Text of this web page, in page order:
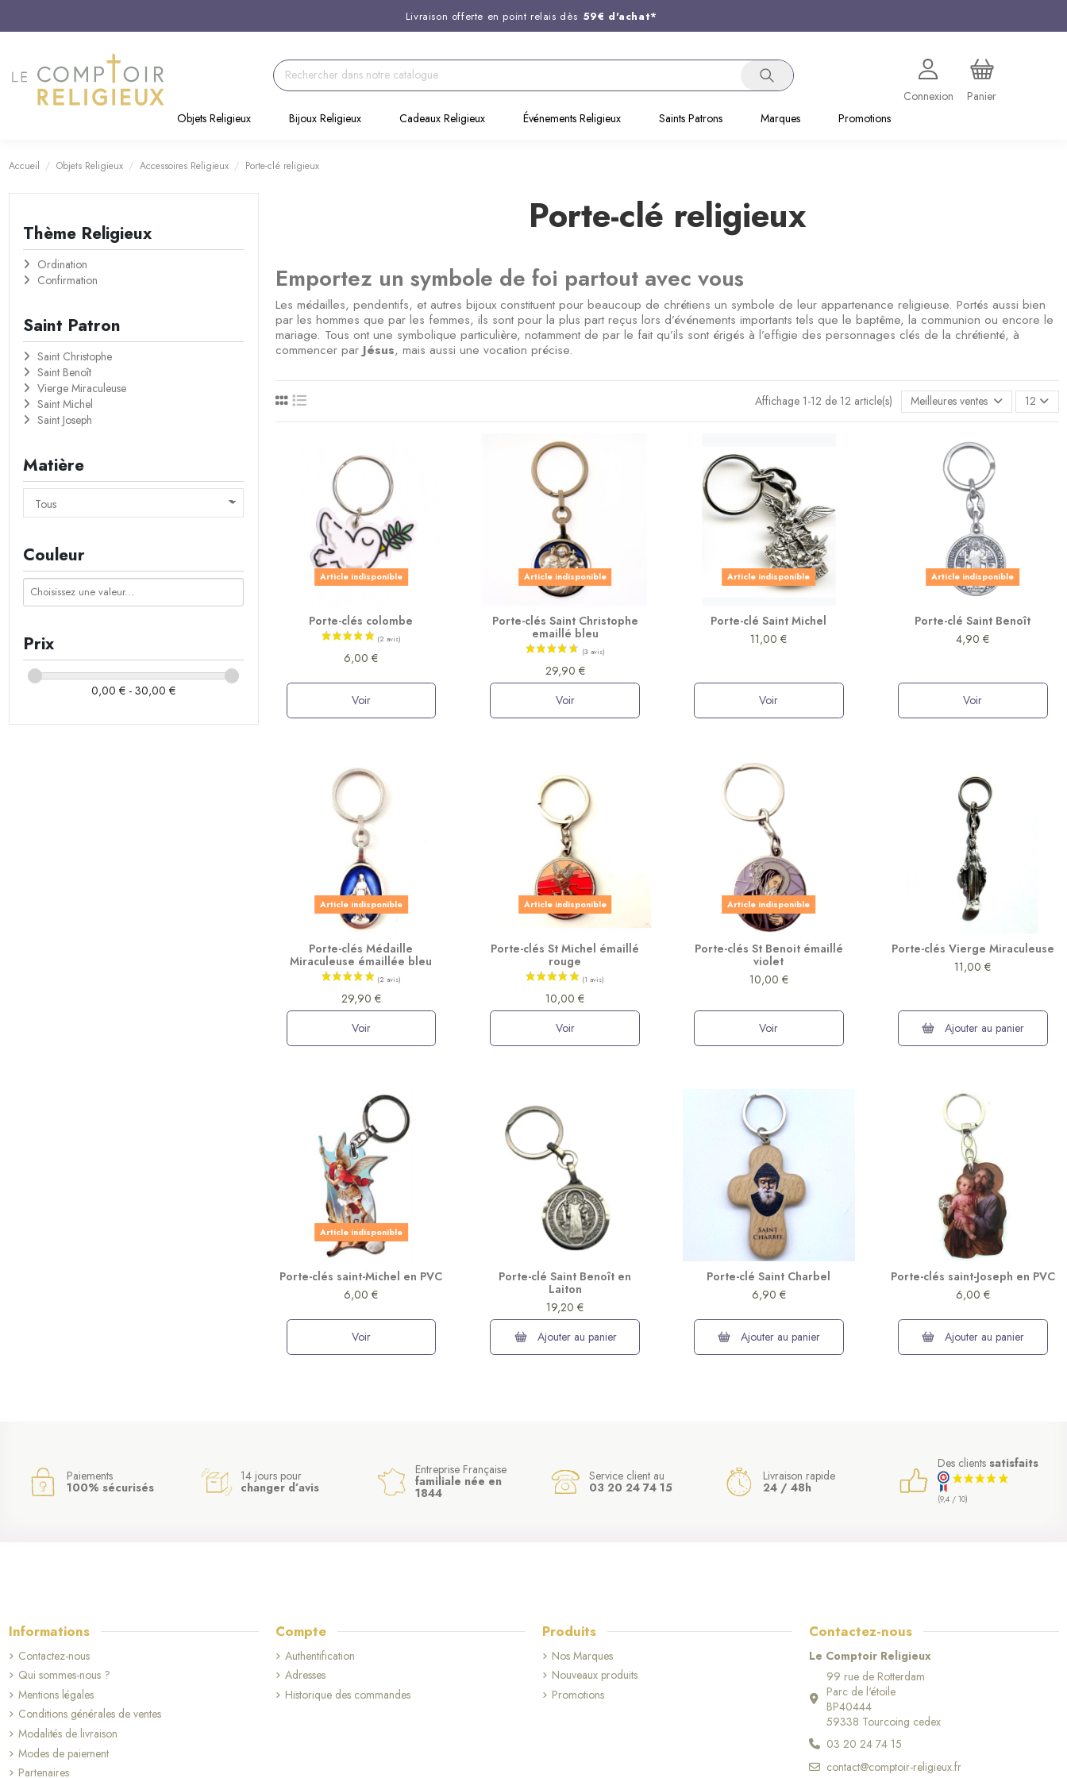
Livraison offerte en point relais dès 59€ d'achat*
Support client disponible au
Commandez avant 14H, expédition le jour même !
Connexion
Panier
Objets Religieux
Bijoux Religieux Cadeaux Religieux Événements Religieux Saints Patrons Marques Promotions
Accueil Objets Religieux Accessoires Religieux Porte-clé religieux
Porte-clé religieux
Emportez un symbole de foi partout avec vous
Les médailles, pendentifs, et autres bijoux constituent pour beaucoup de chrétiens un symbole de leur appartenance religieuse. Portés aussi bien
par les hommes que par les femmes, ils sont pour la plus part reçus lors d’événements importants tels que le baptême, la communion ou encore le
mariage. Tous ont une symbolique particulière, notamment de par le fait qu’ils sont érigés à l’effigie des personnages clés de la chrétienté, à
commencer parJésus, mais aussi une vocation précise.
Affichage 1-12 de 12 article(s) Meilleures ventes en premier
12
Article indisponible
Porte-clés colombe
(2 avis)
6,00 €
Voir
Article indisponible
Porte-clés Saint Christophe
emaillé bleu
29,90 €
Voir
Article indisponible
Porte-clé Saint Michel
11,00 €
Voir
Article indisponible
Porte-clé Saint Benoît
4,90 €
Voir
Article indisponible
Porte-clés Médaille
Miraculeuse émaillée bleu
29,90 €
Voir
Article indisponible
Porte-clés St Michel émaillé
rouge
10,00 €
Voir
Article indisponible
Porte-clés St Benoit émaillé
violet
10,00 €
Voir
Porte-clés Vierge Miraculeuse
11,00 €
Ajouter au panier
Article indisponible
Porte-clés saint-Michel en PVC
6,00 €
Voir
Porte-clé Saint Benoît en
Laiton
19,20 €
Ajouter au panier
Porte-clé Saint Charbel
6,90 €
Ajouter au panier
Porte-clés saint-Joseph en PVC
6,00 €
Ajouter au panier
Thème Religieux
Ordination
Confirmation
Saint Patron
Saint Christophe
Saint Benoît
Vierge Miraculeuse
Saint Michel
Saint Joseph
Matière
Couleur
Prix
0,00 € - 30,00 €
Paiements
100% sécurisés
14 jours pour
changer d’avis
Entreprise Française
familiale née en
1844
Service client au
03 20 24 74 15
Livraison rapide
24 / 48h
Des clients satisfaits
(9,4 / 10)
Informations
Contactez-nous
Qui sommes-nous ?
Mentions légales
Conditions générales de ventes
Modalités de livraison
Modes de paiement
Partenaires
Compte
Authentification
Adresses
Historique des commandes
Produits
Nos Marques
Nouveaux produits
Promotions
Contactez-nous
Le Comptoir Religieux
99 rue de Rotterdam
Parc de l'étoile
BP40444
59338 Tourcoing cedex
03 20 24 74 15
contact@comptoir-religieux.fr